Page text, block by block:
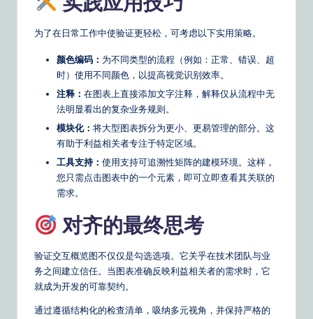
为了在日常工作中使验证更轻松，可考虑以下实用策略。
颜色编码： 为不同类型的流程（例如：正常、错误、超
时）使用不同颜色，以提高视觉识别效率。
注释： 在图表上直接添加文字注释，解释仅从流程中无
法明显看出的复杂业务规则。
模块化： 将大型图表拆分为更小、更易管理的部分。这
有助于利益相关者专注于特定区域。
工具支持： 使用支持可追溯性矩阵的建模环境。这样，
您只需点击图表中的一个元素，即可立即查看其关联的
需求。
对齐的最终思考
验证交互概览图不仅仅是勾选选项。它关乎在技术团队与业
务之间建立信任。当图表准确反映利益相关者的需求时，它
就成为开发的可靠契约。
通过遵循结构化的检查清单，吸纳多元视角，并保持严格的